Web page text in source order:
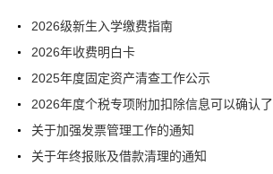
2026级新生入学缴费指南
2026年收费明白卡
2025年度固定资产清查工作公示‌
2026年度个税专项附加扣除信息可以确认了
关于加强发票管理工作的通知
关于年终报账及借款清理的通知